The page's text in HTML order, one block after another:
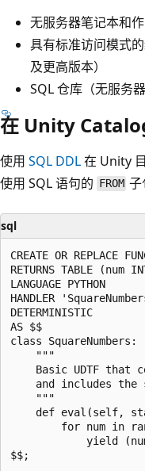
无服务器笔记本和
具有标准访问模式
及更高版本）
SQL 仓库（无服务器
在 Unity
使用 SQL DDL在 Unity
使用 SQL 语句的 FROM 子
sql
CREATE OR REPLACE
RETURNS TABLE (num
LANGUAGE PYTHON
HANDLER
DETERMINISTIC
AS $$
class SquareNumbers:
    """
Basic UDTF that
and includes the
    """
def eval(self,
for num in
yield
$$;